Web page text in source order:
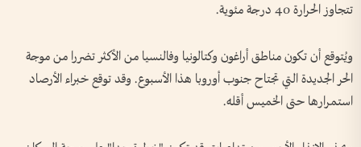
تتجاوز الحرارة 40 درجة مئوية.
ويُتوقع أن تكون مناطق أراغون وكتالونيا وفالنسيا من الأكثر تضررا من موجة
الحر الجديدة التي تجتاح جنوب أوروبا هذا الأسبوع. وقد توقع خبراء الأرصاد
استمرارها حتى الخميس أقله.